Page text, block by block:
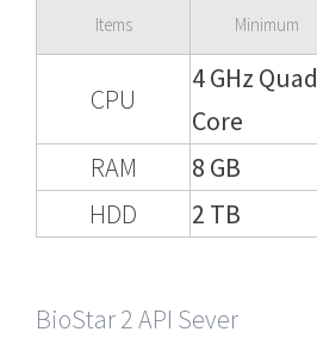
Items Minimum
CPU
4 GHz Quad
Core
RAM
8 GB
HDD
2 TB
BioStar 2 API Sever